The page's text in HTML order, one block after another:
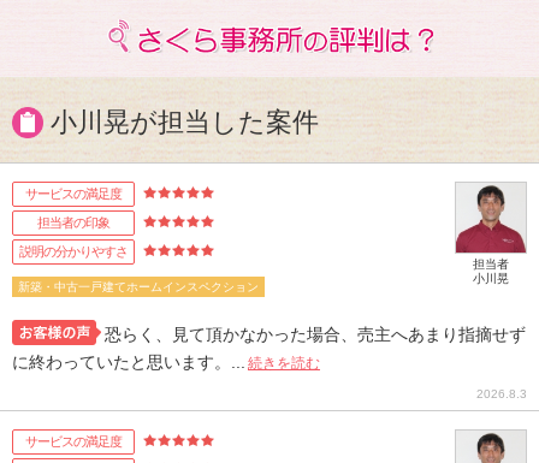
小川晃が担当した案件
サービスの満足度
担当者の印象
説明の分かりやすさ
新築・中古一戸建てホームインスペクション
担当者
小川晃
恐らく、見て頂かなかった場合、売主へあまり指摘せず
に終わっていたと思います。...
続きを読む
2026.8.3
サービスの満足度